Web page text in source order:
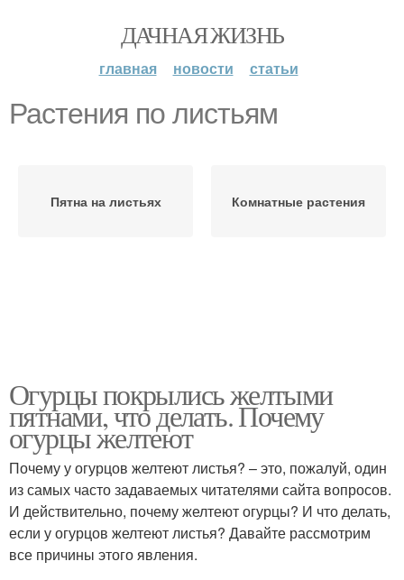
ДАЧНАЯ ЖИЗНЬ
главная новости статьи
Растения по листьям
Пятна на листьях Комнатные растения
Огурцы покрылись желтыми
пятнами, что делать. Почему
огурцы желтеют
Почему у огурцов желтеют листья? – это, пожалуй, один
из самых часто задаваемых читателями сайта вопросов.
И действительно, почему желтеют огурцы? И что делать,
если у огурцов желтеют листья? Давайте рассмотрим
все причины этого явления.